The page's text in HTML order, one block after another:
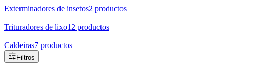
Exterminadores de insetos2 productos
Trituradores de lixo12 productos
Caldeiras7 productos
Filtros